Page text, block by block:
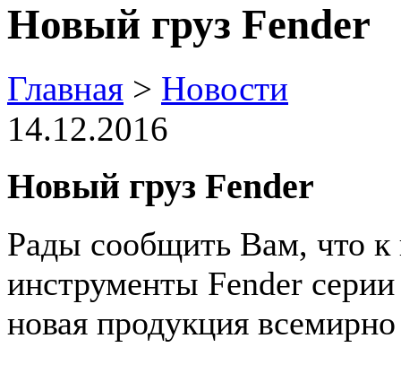
Новый груз Fender
Главная > Новости
14.12.2016
Новый груз Fender
Рады сообщить Вам, что
инструменты Fender
новая продукция